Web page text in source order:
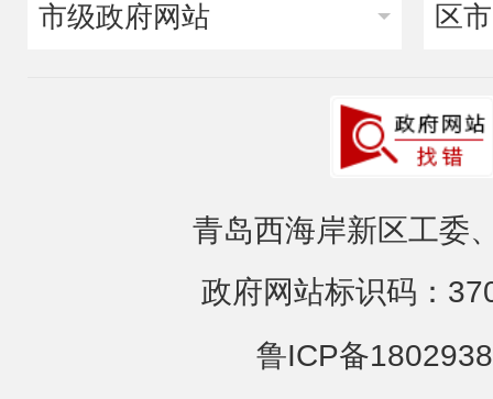
市级政府网站 区
青岛西海岸新区工委
政府网站标识码：
鲁ICP备